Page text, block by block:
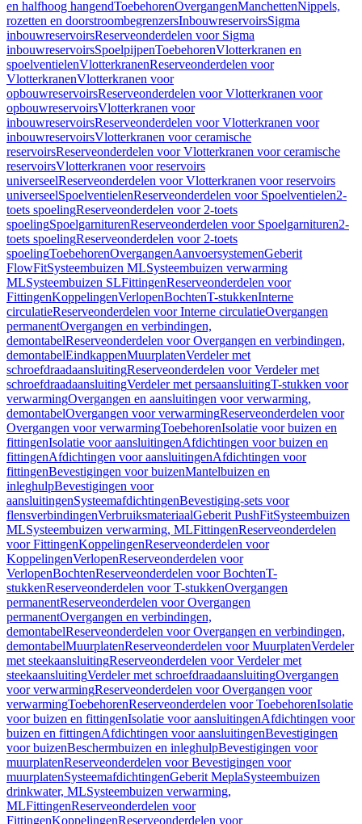
en halfhoog hangendToebehorenOvergangenManchettenNippels,
rozetten en doorstroombegrenzersInbouwreservoirsSigma
inbouwreservoirsReserveonderdelen voor Sigma
inbouwreservoirsSpoelpijpenToebehorenVlotterkranen en
spoelventielenVlotterkranenReserveonderdelen voor
VlotterkranenVlotterkranen voor
opbouwreservoirsReserveonderdelen voor Vlotterkranen voor
opbouwreservoirsVlotterkranen voor
inbouwreservoirsReserveonderdelen voor Vlotterkranen voor
inbouwreservoirsVlotterkranen voor ceramische
reservoirsReserveonderdelen voor Vlotterkranen voor ceramische
reservoirsVlotterkranen voor reservoirs
universeelReserveonderdelen voor Vlotterkranen voor reservoirs
universeelSpoelventielenReserveonderdelen voor Spoelventielen2-
toets spoelingReserveonderdelen voor 2-toets
spoelingSpoelgarniturenReserveonderdelen voor Spoelgarnituren2-
toets spoelingReserveonderdelen voor 2-toets
spoelingToebehorenOvergangenAanvoersystemenGeberit
FlowFitSysteembuizen MLSysteembuizen verwarming
MLSysteembuizen SLFittingenReserveonderdelen voor
FittingenKoppelingenVerlopenBochtenT-stukkenInterne
circulatieReserveonderdelen voor Interne circulatieOvergangen
permanentOvergangen en verbindingen,
demontabelReserveonderdelen voor Overgangen en verbindingen,
demontabelEindkappenMuurplatenVerdeler met
schroefdraadaansluitingReserveonderdelen voor Verdeler met
schroefdraadaansluitingVerdeler met persaansluitingT-stukken voor
verwarmingOvergangen en aansluitingen voor verwarming,
demontabelOvergangen voor verwarmingReserveonderdelen voor
Overgangen voor verwarmingToebehorenIsolatie voor buizen en
fittingenIsolatie voor aansluitingenAfdichtingen voor buizen en
fittingenAfdichtingen voor aansluitingenAfdichtingen voor
fittingenBevestigingen voor buizenMantelbuizen en
inleghulpBevestigingen voor
aansluitingenSysteemafdichtingenBevestiging-sets voor
flensverbindingenVerbruiksmateriaalGeberit PushFitSysteembuizen
MLSysteembuizen verwarming, MLFittingenReserveonderdelen
voor FittingenKoppelingenReserveonderdelen voor
KoppelingenVerlopenReserveonderdelen voor
VerlopenBochtenReserveonderdelen voor BochtenT-
stukkenReserveonderdelen voor T-stukkenOvergangen
permanentReserveonderdelen voor Overgangen
permanentOvergangen en verbindingen,
demontabelReserveonderdelen voor Overgangen en verbindingen,
demontabelMuurplatenReserveonderdelen voor MuurplatenVerdeler
met steekaansluitingReserveonderdelen voor Verdeler met
steekaansluitingVerdeler met schroefdraadaansluitingOvergangen
voor verwarmingReserveonderdelen voor Overgangen voor
verwarmingToebehorenReserveonderdelen voor ToebehorenIsolatie
voor buizen en fittingenIsolatie voor aansluitingenAfdichtingen voor
buizen en fittingenAfdichtingen voor aansluitingenBevestigingen
voor buizenBeschermbuizen en inleghulpBevestigingen voor
muurplatenReserveonderdelen voor Bevestigingen voor
muurplatenSysteemafdichtingenGeberit MeplaSysteembuizen
drinkwater, MLSysteembuizen verwarming,
MLFittingenReserveonderdelen voor
FittingenKoppelingenReserveonderdelen voor